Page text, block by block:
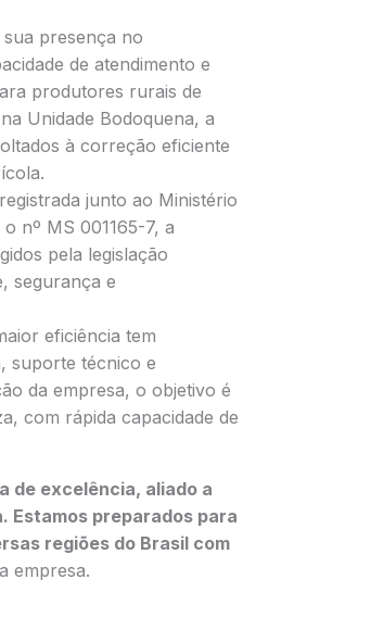
presença no
de atendimento e
produtores rurais de
Unidade Bodoquena, a
à correção eficiente
junto ao Ministério
nº MS 001165-7, a
pela legislação
segurança e
eficiência tem
suporte técnico e
da empresa, o objetivo é
com rápida capacidade de
de excelência, aliado a
Estamos preparados para
regiões do Brasil com
empresa.